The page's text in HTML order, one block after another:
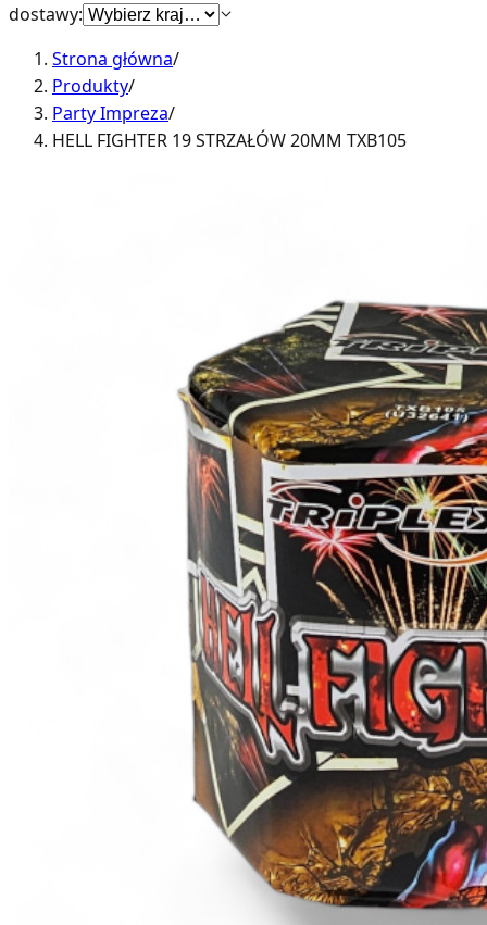
dostawy:
Strona główna/
Produkty/
Party Impreza/
HELL FIGHTER 19 STRZAŁÓW 20MM TXB105